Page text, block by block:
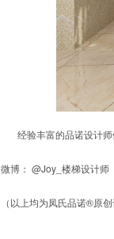
经验丰富的品诺设计师
微博： @Joy_楼梯设计
（以上均为凤氏品诺®原